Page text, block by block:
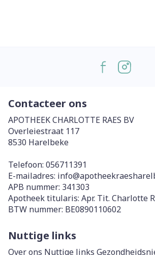
Contacteer ons
APOTHEEK CHARLOTTE RAES BV
Overleiestraat 117
8530 Harelbeke
Telefoon: 056711391
E-mailadres: info@
APB nummer: 341303
Apotheek titularis: Apr. Tit. Charlotte
BTW nummer: BE0890110602
Nuttige links
Over ons Nuttige links